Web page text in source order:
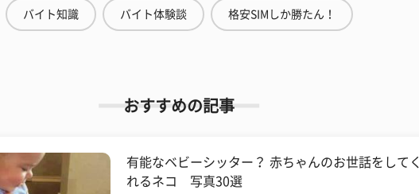
バイト知識 バイト体験談 格安SIMしか勝たん！
おすすめの記事
有能なベビーシッター？ 赤ちゃんのお世話をしてく
れるネコ 写真30選